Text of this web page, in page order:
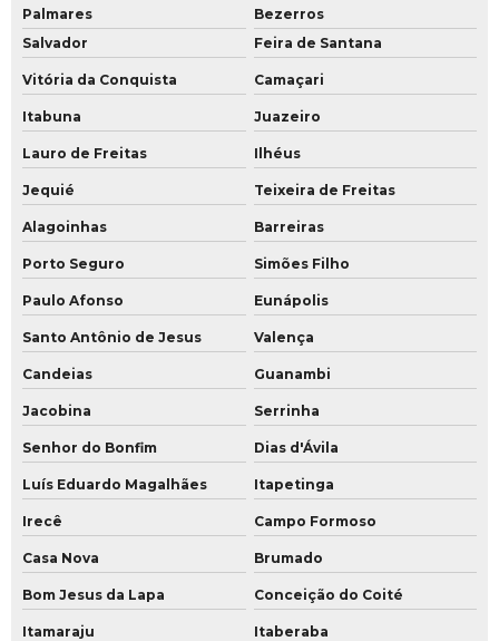
Palmares
Bezerros
Salvador
Feira de Santana
Vitória da Conquista Camaçari
Itabuna Juazeiro
Lauro de Freitas Ilhéus
Jequié Teixeira de Freitas
Alagoinhas Barreiras
Porto Seguro Simões Filho
Paulo Afonso Eunápolis
Santo Antônio de Jesus Valença
Candeias Guanambi
Jacobina Serrinha
Senhor do Bonfim Dias d'Ávila
Luís Eduardo Magalhães Itapetinga
Irecê Campo Formoso
Casa Nova Brumado
Bom Jesus da Lapa Conceição do Coité
Itamaraju Itaberaba